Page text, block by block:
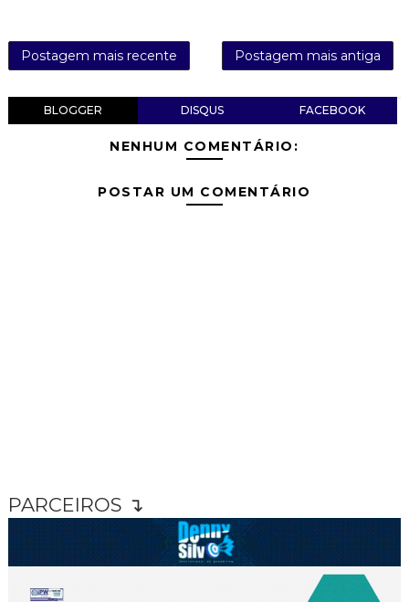
Postagem mais recente Postagem mais antiga
BLOGGER DISQUS FACEBOOK
NENHUM COMENTÁRIO:
POSTAR UM COMENTÁRIO
PARCEIROS ↴